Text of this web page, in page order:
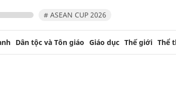
# ASEAN CUP 2026
Dân tộc và Tôn giáo Giáo dục Thế giới Thể